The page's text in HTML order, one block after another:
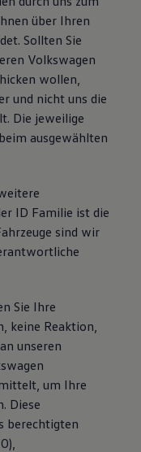
über Ihren
Sollten Sie
Volkswagen
wollen,
und nicht uns die
Die jeweilige
ausgewählten
ID Familie ist die
sind wir
Sie Ihre
keine Reaktion,
unseren
um Ihre
Diese
berechtigten